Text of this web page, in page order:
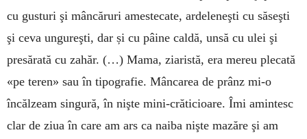
cu gusturi şi mâncăruri amestecate, ardeleneşti cu săseşti
şi ceva ungureşti, dar și cu pâine caldă, unsă cu ulei şi
presărată cu zahăr. (…) Mama, ziaristă, era mereu plecată
«pe teren» sau în tipografie. Mâncarea de prânz mi-o
încălzeam singură, în nişte mini-crăticioare. Îmi amintesc
clar de ziua în care am ars ca naiba nişte mazăre şi am